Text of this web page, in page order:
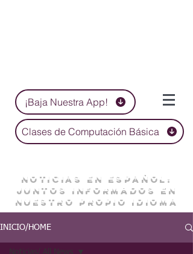
¡Baja Nuestra App!
Clases de Computación Básica
NOTICIAS EN ESPAÑOL:
JUNTOS INFORMADOS EN
NUESTRO PROPIO IDIOMA
INICIO/HOME
Noticias/ All News